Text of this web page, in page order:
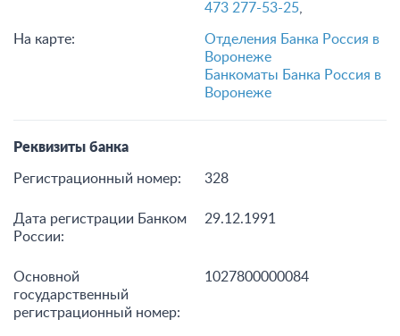
473 277-53-25
На карте:
Отделения Банка Россия в
Воронеже
Банкоматы Банка Россия в
Воронеже
Реквизиты банка
Регистрационный номер: 328
Дата регистрации Банком
России:
29.12.1991
Основной
государственный
регистрационный номер:
1027800000084